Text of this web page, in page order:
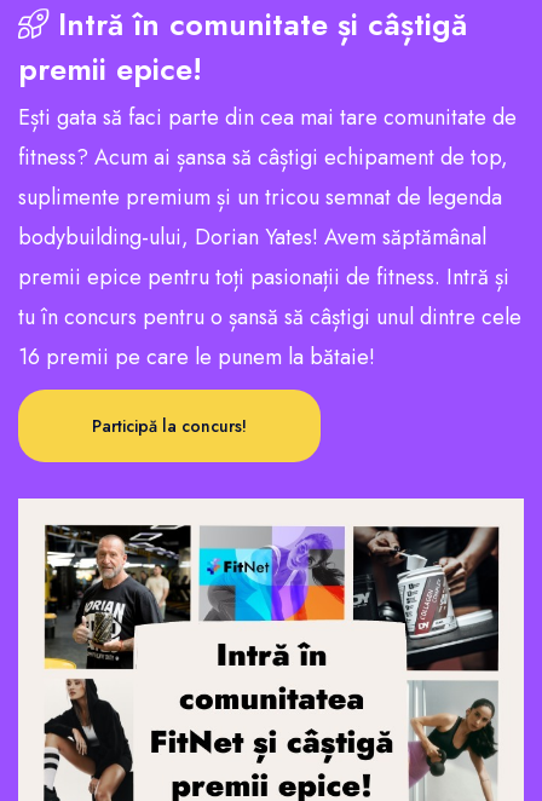
Intră în comunitate și câștigă
premii epice!
Ești gata să faci parte din cea mai tare comunitate de
fitness? Acum ai șansa să câștigi echipament de top,
suplimente premium și un tricou semnat de legenda
bodybuilding-ului, Dorian Yates! Avem săptămânal
premii epice pentru toți pasionații de fitness. Intră și
tu în concurs pentru o șansă să câștigi unul dintre cele
16 premii pe care le punem la bătaie!
Participă la concurs!